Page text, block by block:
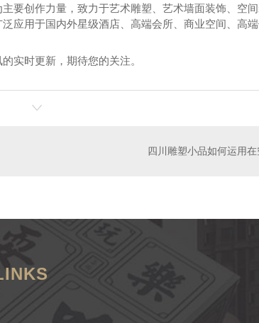
要创作力量，致力于艺术雕塑、艺术墙面装饰、空
应用于国内外星级酒店、高端会所、商业空间、高端
实时更新，期待您的关注。
四川雕塑小品如何运用在